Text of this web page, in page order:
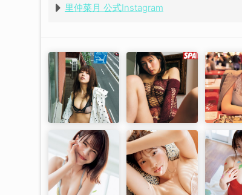
里仲菜月 公式Instagram